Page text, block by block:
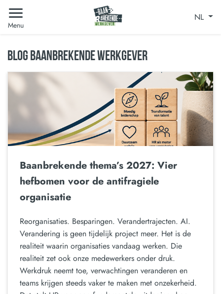
Menu
NL
BLOG BAANBREKENDE WERKGEVER
Baanbrekende thema’s 2027: Vier
hefbomen voor de antifragiele
organisatie
Reorganisaties. Besparingen. Verandertrajecten. AI.
Verandering is geen tijdelijk project meer. Het is de
realiteit waarin organisaties vandaag werken. Die
realiteit zet ook onze medewerkers onder druk.
Werkdruk neemt toe, verwachtingen veranderen en
teams krijgen steeds vaker te maken met onzekerheid.